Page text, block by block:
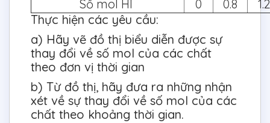
Số mol HI
0 0.8
1.2
Thực hiện các yêu cầu:
a) Hãy vẽ đồ thị biểu diễn được sự
thay đổi về số mol của các chất
theo đơn vị thời gian
b) Từ đồ thị, hãy đưa ra những nhận
xét về sự thay đổi về số mol của các
chất theo khoảng thời gian.